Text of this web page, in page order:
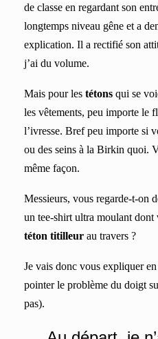
de classe en regardant son
longtemps niveau gêne et a
explication. Il a rectifié son
j’ai du volume.
Mais pour les tétons qui se
les vêtements, peu importe le
l’ivresse. Bref peu importe si
ou des seins à la Birkin quoi.
même façon.
Messieurs, vous regarde-t-on
un tee-shirt ultra moulant dont
téton titilleur au travers ?
Je vais donc vous expliquer
pointer le problème du doigt
pas).